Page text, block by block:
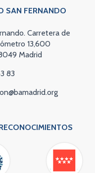
SAN FERNANDO
Carretera de
13,600
Madrid
83